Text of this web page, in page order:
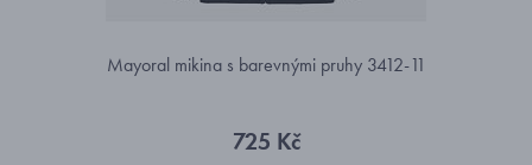
Mayoral mikina s barevnými pruhy 3412-11
725 Kč